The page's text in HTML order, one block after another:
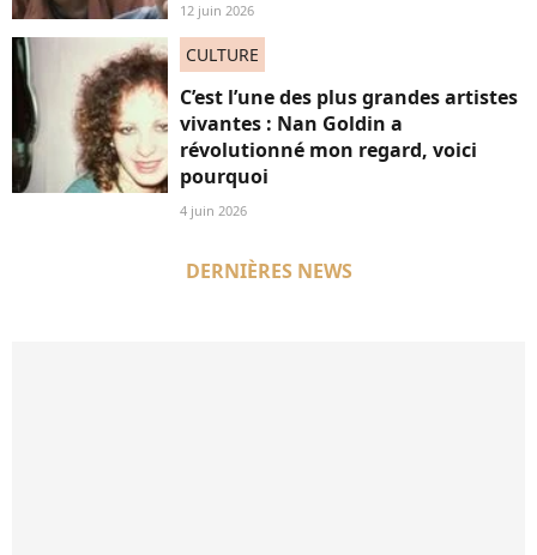
12 juin 2026
CULTURE
C’est l’une des plus grandes artistes
vivantes : Nan Goldin a
révolutionné mon regard, voici
pourquoi
4 juin 2026
DERNIÈRES NEWS